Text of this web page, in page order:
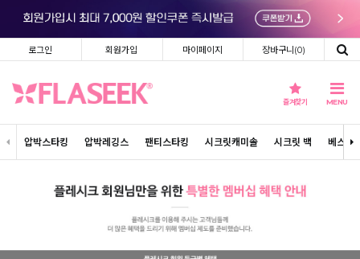
로그인 회원가입 마이페이지 장바구니(0)
즐겨찾기 MENU
압박스타킹 압박레깅스 팬티스타킹 시크릿캐미솔 시크릿 백 베스트